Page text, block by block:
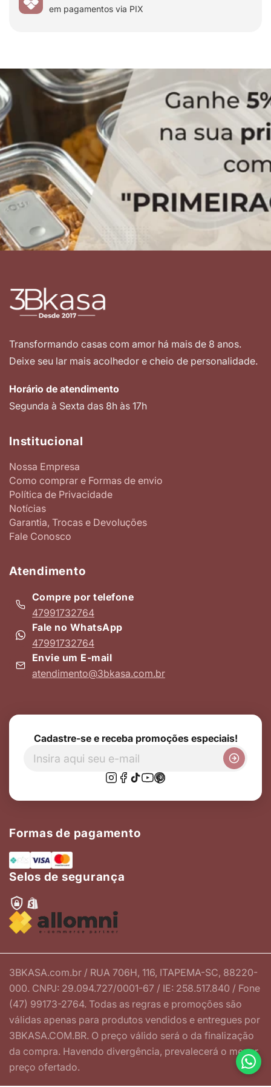
em pagamentos via PIX
Transformando casas com amor há mais de 8 anos.
Deixe seu lar mais acolhedor e cheio de personalidade.
Horário de atendimento
Segunda à Sexta das 8h às 17h
Institucional
Nossa Empresa
Como comprar e Formas de envio
Política de Privacidade
Notícias
Garantia, Trocas e Devoluções
Fale Conosco
Atendimento
Compre por telefone
47991732764
Fale no WhatsApp
47991732764
Envie um E-mail
atendimento@3bkasa.com.br
Cadastre-se e receba promoções especiais!
Formas de pagamento
Selos de segurança
3BKASA.com.br / RUA 706H, 116, ITAPEMA-SC, 88220-
000. CNPJ: 29.094.727/0001-67 / IE: 258.517.840 / Fone
(47) 99173-2764. Todas as regras e promoções são
válidas apenas para produtos vendidos e entregues por
3BKASA.COM.BR. O preço válido será o da finalização
da compra. Havendo divergência, prevalecerá o menor
preço ofertado.